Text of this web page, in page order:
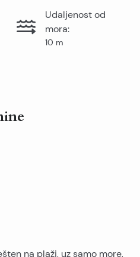
Udaljenost od
mora:
10 m
na plaži, uz samo more,